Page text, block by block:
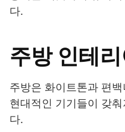
다.
주방 인테
주방은 화이트톤과 편
현대적인 기기들이 갖
다.